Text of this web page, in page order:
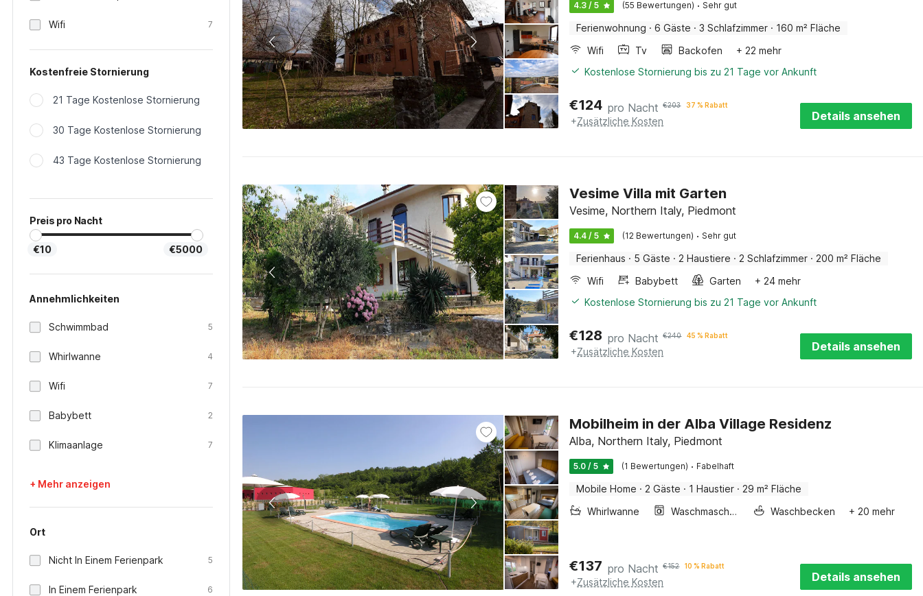
Wifi 7
Kostenfreie Stornierung
21 Tage Kostenlose Stornierung
30 Tage Kostenlose Stornierung
43 Tage Kostenlose Stornierung
Preis pro Nacht
€10 €5000
Annehmlichkeiten
Schwimmbad 5
Whirlwanne 4
Wifi 7
Babybett 2
Klimaanlage 7
+ Mehr anzeigen
Ort
Nicht In Einem Ferienpark 5
In Einem Ferienpark 6
4.3 / 5 (55 Bewertungen) · Sehr gut
Ferienwohnung · 6 Gäste · 3 Schlafzimmer · 160 m² Fläche
Wifi
Tv Backofen
+ 22 mehr
Kostenlose Stornierung bis zu 21 Tage vor Ankunft
€124 pro Nacht €203 37 % Rabatt
+Zusätzliche Kosten Details ansehen
Vesime Villa mit Garten
Vesime, Northern Italy, Piedmont
4.4 / 5 (12 Bewertungen) · Sehr gut
Ferienhaus · 5 Gäste · 2 Haustiere · 2 Schlafzimmer · 200 m² Fläche
Wifi
Babybett Garten
+ 24 mehr
Kostenlose Stornierung bis zu 21 Tage vor Ankunft
€128 pro Nacht €240 45 % Rabatt
+Zusätzliche Kosten Details ansehen
Mobilheim in der Alba Village Residenz
Alba, Northern Italy, Piedmont
5.0 / 5 (1 Bewertungen) · Fabelhaft
Mobile Home · 2 Gäste · 1 Haustier · 29 m² Fläche
Whirlwanne
Waschmaschine Waschbecken + 20 mehr
€137 pro Nacht €152 10 % Rabatt
+Zusätzliche Kosten Details ansehen